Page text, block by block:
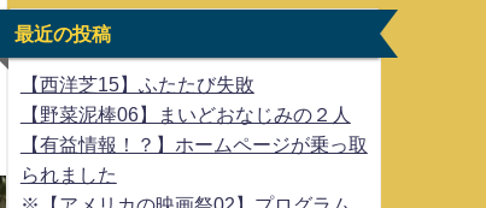
最近の投稿
【西洋芝15】ふたたび失敗
【野菜泥棒06】まいどおなじみの２人
【有益情報！？】ホームページが乗っ取
られました